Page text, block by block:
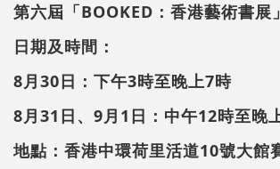
第六屆「BOOKED：香港藝術書展」
日期及時間：
8月30日：下午3時至晚上7時
8月31日、9月1日：中午12時至晚
地點：香港中環荷里活道10號大館